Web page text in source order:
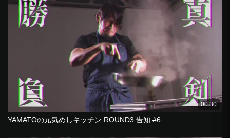
00:30
YAMATOの元気めしキッチン ROUND3 告知 #6